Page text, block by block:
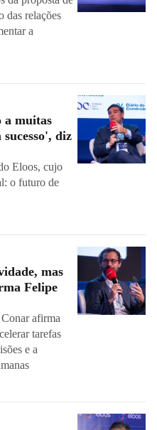
das relações
a
a muitas
diz
Eloos, cujo
o futuro de
mas
Felipe
afirma
tarefas
e a